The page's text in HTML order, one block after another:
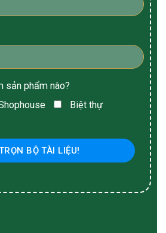
sản phẩm nào?
Biệt thự
BỘ TÀI LIỆU!